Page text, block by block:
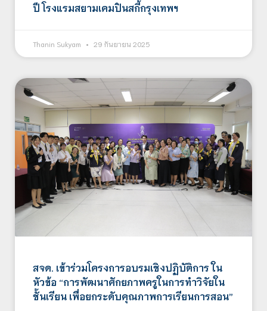
ปี โรงแรมสยามเคมปินสกี้กรุงเทพฯ
Thanin Sukyam 29 กันยายน 2025
สจด. เข้าร่วมโครงการอบรมเชิงปฏิบัติการ ใน
หัวข้อ “การพัฒนาศักยภาพครูในการทำวิจัยใน
ชั้นเรียน เพื่อยกระดับคุณภาพการเรียนการสอน”